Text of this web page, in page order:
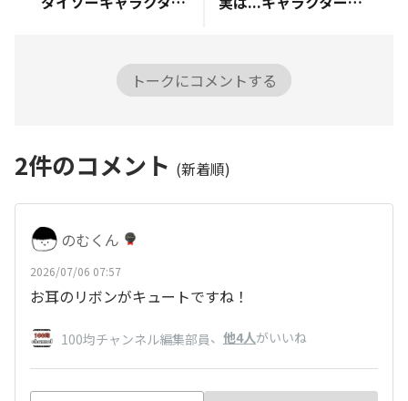
トークにコメントする
2件のコメント (新着順)
のむくん
2026/07/06 07:57
お耳のリボンがキュートですね！
100均チャンネル編集部員、 他4人がいいね